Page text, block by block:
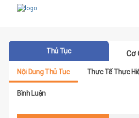
Thủ Tục Cơ
Nội Dung Thủ Tục Thực Tế Thực
Bình Luận